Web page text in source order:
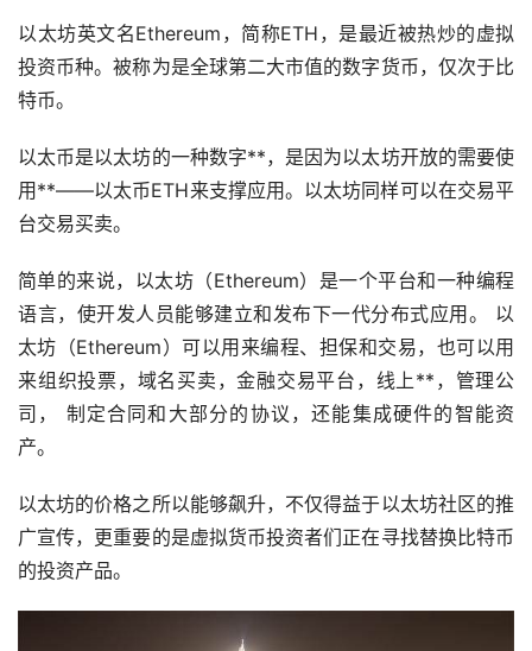
以太坊英文名Ethereum，简称ETH，是最近被热炒的虚拟
投资币种。被称为是全球第二大市值的数字货币，仅次于比
特币。
以太币是以太坊的一种数字**，是因为以太坊开放的需要使
用**——以太币ETH来支撑应用。以太坊同样可以在交易平
台交易买卖。
简单的来说，以太坊（Ethereum）是一个平台和一种编程
语言，使开发人员能够建立和发布下一代分布式应用。 以
太坊（Ethereum）可以用来编程、担保和交易，也可以用
来组织投票，域名买卖，金融交易平台，线上**，管理公
司， 制定合同和大部分的协议，还能集成硬件的智能资
产。
以太坊的价格之所以能够飙升，不仅得益于以太坊社区的推
广宣传，更重要的是虚拟货币投资者们正在寻找替换比特币
的投资产品。